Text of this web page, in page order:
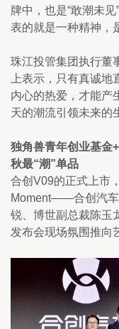
牌中，也是“敢潮未
表的就是一种精神，
珠江投管集团执行董
上表示，只有真诚
内心的热爱，才能产
天的潮流引领未来的
独角兽青年创业基金
秋最“潮”单品
合创V09的正式上市
Moment——合创汽车
锐、博世副总裁陈玉
发布会现场氛围推向